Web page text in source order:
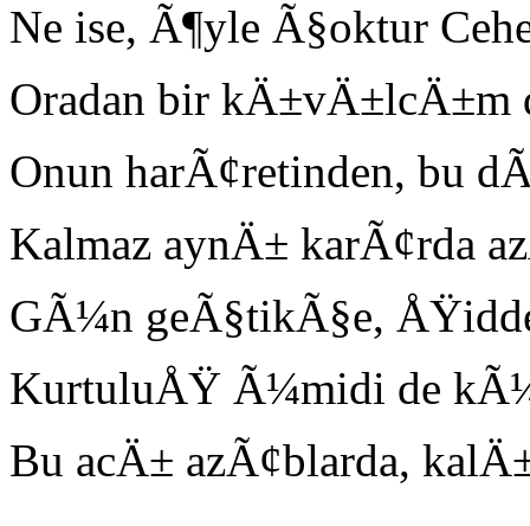
Ne ise, Ã¶yle Ã§oktur
Oradan bir kÄ±vÄ±lcÄ±m
Onun harÃ¢retinden, bu
Kalmaz aynÄ± karÃ¢rda
GÃ¼n geÃ§tikÃ§e,
KurtuluÅŸ Ã¼midi de
Bu acÄ± azÃ¢blarda,